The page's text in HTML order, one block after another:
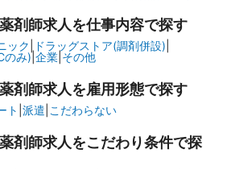
剤師求人を仕事内容で探す
ック ドラッグストア(調剤併設)
のみ)| 企業| その他
剤師求人を雇用形態で探す
ト 派遣 こだわらない
剤師求人をこだわり条件で探